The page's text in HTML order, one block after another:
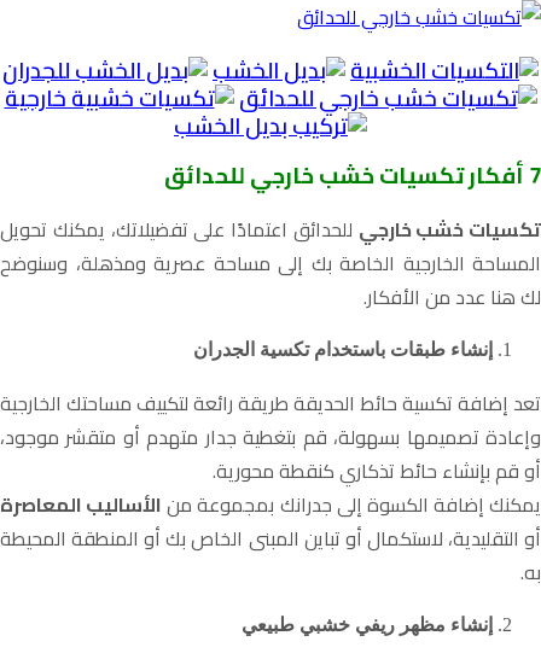
7 أفكار تكسيات خشب خارجي للحدائق
تكسيات خشب خارجي للحدائق اعتمادًا على تفضيلاتك، يمكنك تحويل
المساحة الخارجية الخاصة بك إلى مساحة عصرية ومذهلة، وسنوضح
لك هنا عدد من الأفكار.
إنشاء طبقات باستخدام تكسية الجدران
تعد إضافة تكسية حائط الحديقة طريقة رائعة لتكييف مساحتك الخارجية
وإعادة تصميمها بسهولة، قم بتغطية جدار متهدم أو متقشر موجود،
أو قم بإنشاء حائط تذكاري كنقطة محورية.
يمكنك إضافة الكسوة إلى جدرانك بمجموعة منالأساليب المعاصرة
أو التقليدية، لاستكمال أو تباين المبنى الخاص بك أو المنطقة المحيطة
به.
إنشاء مظهر ريفي خشبي طبيعي